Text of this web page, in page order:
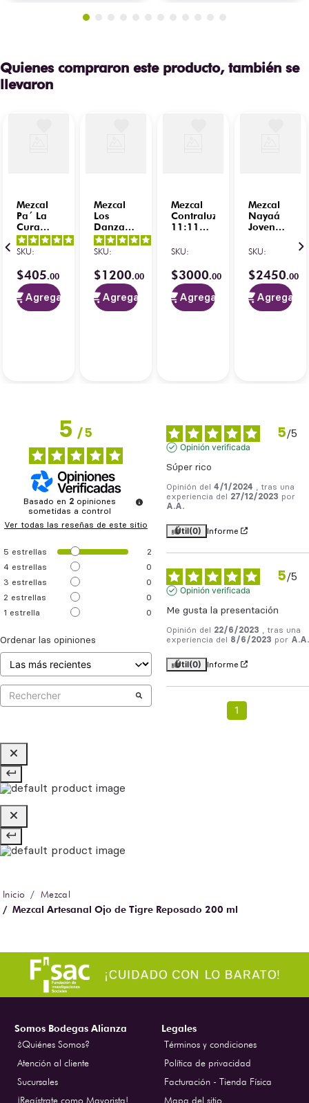
Quienes compraron este producto, también se
llevaron
5/ 5-
Mezcal
Pa´ La
Cura
750 ml
5/5-
opiniones
SKU:
$405.00
Agregar
Mezcal
Los
Danzantes
Reposado
750 ml
opiniones
SKU:
$1200.00
Agregar
Mezcal
Contraluz
11:11
Sakura
SKU:
$3000.00
Agregar
Mezcal
Nayaá
Joven
750 ml
SKU:
$2450.00
Agregar
5/5
Basado en 2 opiniones
sometidas a control
Ver todas las reseñas de este sitio
5 estrellas
2
4 estrellas
0
3 estrellas
0
2 estrellas
0
1 estrella 0
Ordenar las opiniones
5/5
Opinión verificada
Súper rico
Opinión del 4/1/2024
, tras una
experiencia del 27/12/2023 por
A.A.
Útil(0) Informe
5/5
Opinión verificada
Me gusta la presentación
Opinión del 22/6/2023
, tras una
experiencia del 8/6/2023 por A.A.
Útil(0) Informe
1
Mezcal
Mezcal Artesanal Ojo de Tigre Reposado 200 ml
Somos Bodegas Alianza
¿Quiénes Somos?
Atención al cliente
Sucursales
¡Regístrate como Mayorista!
Legales
Términos y condiciones
Política de privacidad
Facturación - Tienda Física
Mapa del sitio